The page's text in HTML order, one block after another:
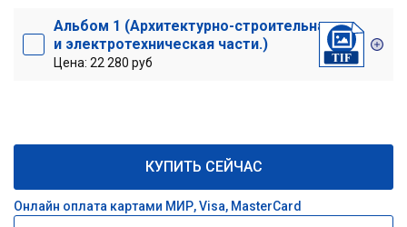
Альбом 1 (Архитектурно-строительная
и электротехническая части.)
Цена: 22 280 руб
КУПИТЬ СЕЙЧАС
Онлайн оплата картами МИР, Visa, MasterCard